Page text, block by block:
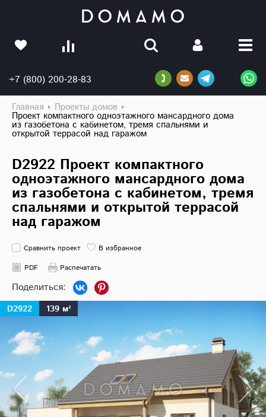
+7 (800) 200-28-83
Главная Проекты домов
Проект компактного одноэтажного мансардного дома
из газобетона с кабинетом, тремя спальнями и
открытой террасой над гаражом
D2922 Проект компактного
одноэтажного мансардного дома
из газобетона с кабинетом, тремя
спальнями и открытой террасой
над гаражом
Сравнить проект
В избранное
PDF
Распечатать
D2922 139 м²